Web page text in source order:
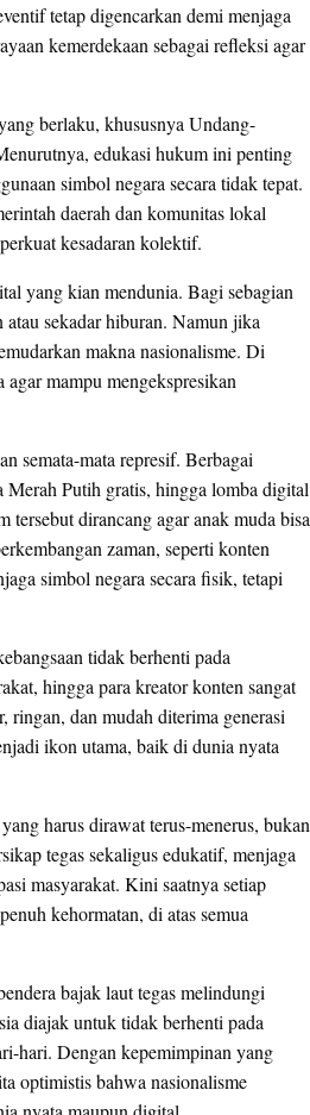
tetap digencarkan demi menjaga
kemerdekaan sebagai refleksi agar
berlaku, khususnya Undang-
edukasi hukum ini penting
simbol negara secara tidak tepat.
daerah dan komunitas lokal
kesadaran kolektif.
yang kian mendunia. Bagi sebagian
sekadar hiburan. Namun jika
makna nasionalisme. Di
mampu mengekspresikan
semata-mata represif. Berbagai
Merah Putih gratis, hingga lomba digital
tersebut dirancang agar anak muda bisa
zaman, seperti konten
simbol negara secara fisik, tetapi
tidak berhenti pada
hingga para kreator konten sangat
ringan, dan mudah diterima generasi
ikon utama, baik di dunia nyata
harus dirawat terus-menerus, bukan
tegas sekaligus edukatif, menjaga
masyarakat. Kini saatnya setiap
kehormatan, di atas semua
bajak laut tegas melindungi
diajak untuk tidak berhenti pada
hari. Dengan kepemimpinan yang
optimistis bahwa nasionalisme